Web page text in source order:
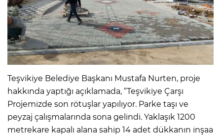
Teşvikiye Belediye Başkanı Mustafa Nurten, proje
hakkında yaptığı açıklamada, “Teşvikiye Çarşı
Projemizde son rötuşlar yapılıyor. Parke taşı ve
peyzaj çalışmalarında sona gelindi. Yaklaşık 1200
metrekare kapalı alana sahip 14 adet dükkanın inşaa